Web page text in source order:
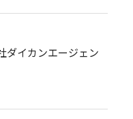
ダイカンエージェン